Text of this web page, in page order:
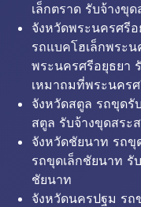
เล็กตราด รับจ้างขุ
จังหวัดพระนครศรี
รถแบคโฮเล็กพระ
พระนครศรีอยุธยา
เหมาถมที่พระนคร
จังหวัดสตูล รถขุดรั
สตูล รับจ้างขุดสระ
จังหวัดชัยนาท รถขุ
รถขุดเล็กชัยนาท รั
ชัยนาท
จังหวัดนครปฐม รถ